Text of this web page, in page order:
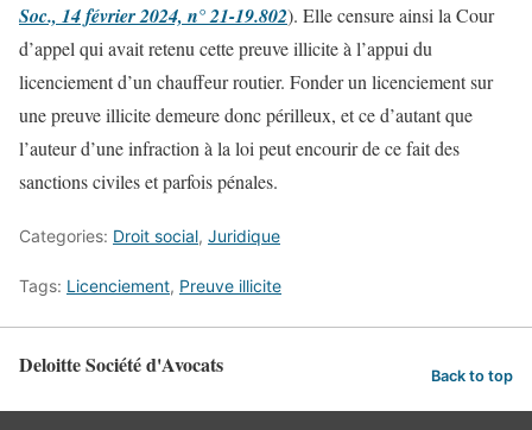
Soc., 14 février 2024, n° 21-19.802). Elle censure ainsi la Cour
d’appel qui avait retenu cette preuve illicite à l’appui du
licenciement d’un chauffeur routier. Fonder un licenciement sur
une preuve illicite demeure donc périlleux, et ce d’autant que
l’auteur d’une infraction à la loi peut encourir de ce fait des
sanctions civiles et parfois pénales.
Categories: Droit social, Juridique
Tags: Licenciement, Preuve illicite
Deloitte Société d'Avocats Back to top